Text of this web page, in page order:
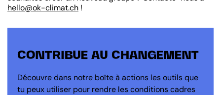
hello@ok-climat.ch !
CONTRIBUE AU CHANGEMENT
Découvre dans notre boîte à actions les outils que
tu peux utiliser pour rendre les conditions cadres